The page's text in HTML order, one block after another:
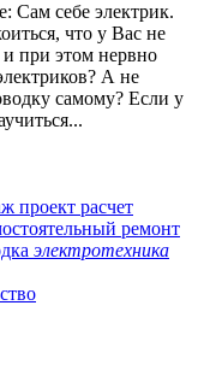
Сам себе электрик.
что у Вас не
и при этом нервно
А не
самому? Если у
проект расчет
ремонт
электротехника